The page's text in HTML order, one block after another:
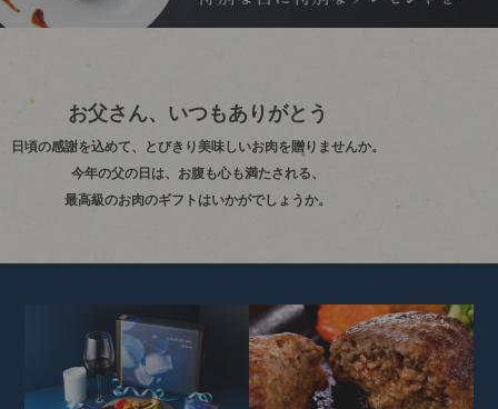
お父さん、いつもありがとう
日頃の感謝を込めて、とびきり美味しいお肉を贈りませんか。
今年の父の日は、お腹も心も満たされる、
最高級のお肉のギフトはいかがでしょうか。